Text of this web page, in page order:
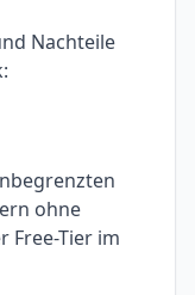
Nachteile
ohne
Free-Tier im